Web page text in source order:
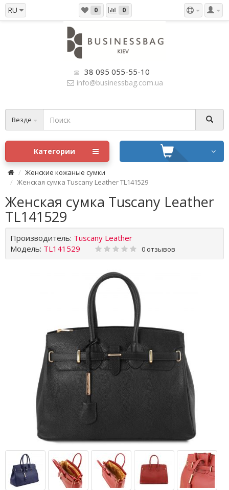
RU 0 0
38 095 055-55-10
info@businessbag.com.ua
Везде
Категории
Женские кожаные сумки
Женская сумка Tuscany Leather TL141529
Женская сумка Tuscany Leather
TL141529
Производитель: Tuscany Leather
Модель: TL141529 0 отзывов